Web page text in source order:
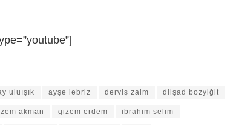
uluışık ayşe lebriz derviş zaim dilşad bozyiğit
akman gizem erdem ibrahim selim